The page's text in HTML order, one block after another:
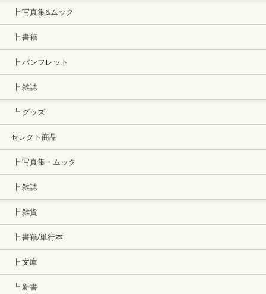
┣ 写真集&ムック
┣ 書籍
┣ パンフレット
┣ 雑誌
┗ グッズ
セレクト商品
┣ 写真集・ムック
┣ 雑誌
┣ 雑貨
┣ 書籍/単行本
┣ 文庫
┗ 新書